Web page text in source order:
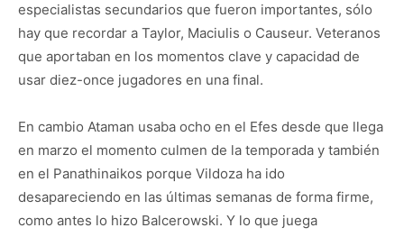
especialistas secundarios que fueron importantes, sólo
hay que recordar a Taylor, Maciulis o Causeur. Veteranos
que aportaban en los momentos clave y capacidad de
usar diez-once jugadores en una final.
En cambio Ataman usaba ocho en el Efes desde que llega
en marzo el momento culmen de la temporada y también
en el Panathinaikos porque Vildoza ha ido
desapareciendo en las últimas semanas de forma firme,
como antes lo hizo Balcerowski. Y lo que juega